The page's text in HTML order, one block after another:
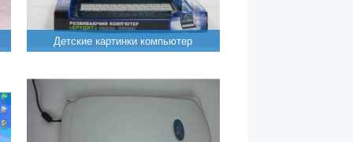
Детские картинки компьютер